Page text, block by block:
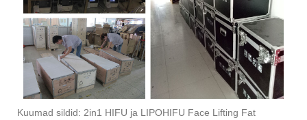
Kuumad sildid: 2in1 HIFU ja LIPOHIFU Face Lifting Fat